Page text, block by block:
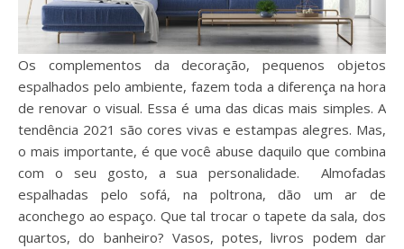
Os complementos da decoração, pequenos objetos
espalhados pelo ambiente, fazem toda a diferença na hora
de renovar o visual. Essa é uma das dicas mais simples. A
tendência 2021 são cores vivas e estampas alegres. Mas,
o mais importante, é que você abuse daquilo que combina
com o seu gosto, a sua personalidade. Almofadas
espalhadas pelo sofá, na poltrona, dão um ar de
aconchego ao espaço. Que tal trocar o tapete da sala, dos
quartos, do banheiro? Vasos, potes, livros podem dar